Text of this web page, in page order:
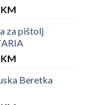
KM
za pištolj
KM
Beretka